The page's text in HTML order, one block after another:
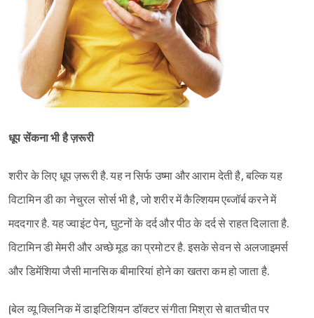
धूप सेंकना भी है ज़रूरी
शरीर के लिए धूप ज़रूरी है. यह न सिर्फ उष्मा और आराम देती है, बल्कि यह
विटामिन डी का नेचुरल सोर्स भी है, जो शरीर में कैल्शियम एब्जॉर्ब करने में
मददगार है. यह ज्वाइंट पेन, घुटनों के दर्द और पीठ के दर्द से राहत दिलाता है.
विटामिन डी मेमरी और अच्छे मूड का प्रमोटर है. इसके सेवन से अलजाइमर्स
और डिमेंशिया जैसी मानसिक बीमारियां होने का खतरा कम हो जाता है.
(बेल व्यू क्लिनिक में डाइटिशियन डॉक्टर संगीता मिश्रा से बातचीत पर